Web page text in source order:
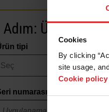
Cookies
By clicking
site usage,
Cookie policy
Adım: Ürün
tipi
numarası